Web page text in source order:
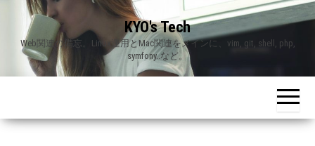
content
KYO's Tech
Web関連の備忘。Linux運用とMac関連をメインに、vim, git, shell, php,
symfony..など。